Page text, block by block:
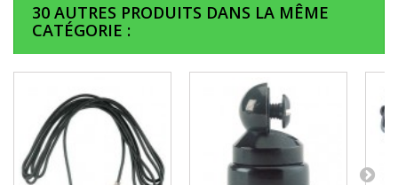
30 AUTRES PRODUITS DANS LA MÊME
CATÉGORIE :